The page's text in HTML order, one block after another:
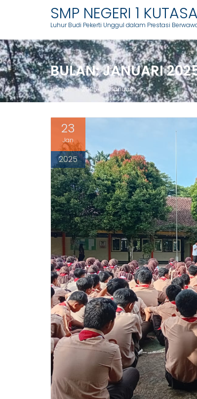
SMP NEGERI 1
Luhur Budi Pekerti Unggul dalam Prestasi
BULAN:JANUARI
Home 2025 Januari
23
Jan
2025